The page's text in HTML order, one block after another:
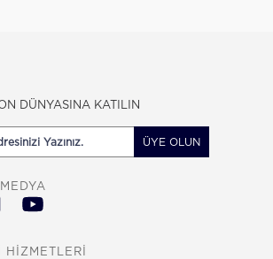
DÜNYASINA KATILIN
ÜYE OLUN
HİZMETLERİ